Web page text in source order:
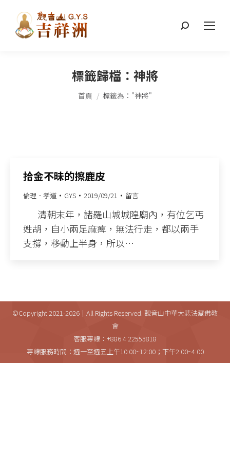
搜
標籤歸檔： 神將
您在這裡：
首頁 標籤為："神將"
拾金不昧的擦鹿皮
倫理．孝道 GYS 2019/09/21 留言
清朝末年，諸羅山城城隍廟內，有位乞丐
姓胡，自小兩足麻痺，無法行走，都以兩手
支撐，移動上半身，所以…
©Copyright 2021-2026｜All Rights Reserved. 觀音山中華大悲法藏佛教
會
客服專線：+886 4 22553818
專線服務時間：週一至週五上午10:00~12:00；下午2:00~4:00